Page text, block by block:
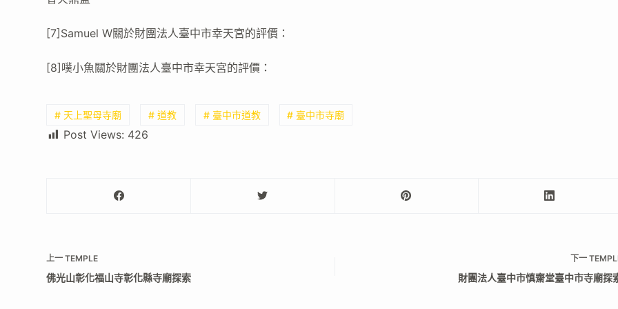
[7]Samuel W關於財團法人臺中市幸天宮的評價：
[8]噗小魚關於財團法人臺中市幸天宮的評價：
# 天上聖母寺廟 # 道教 # 臺中市道教 # 臺中市寺廟
Post Views: 426
上一TEMPLE
佛光山彰化福山寺彰化縣寺廟探索
下一
財團法人臺中市慎齋堂臺中市寺廟探